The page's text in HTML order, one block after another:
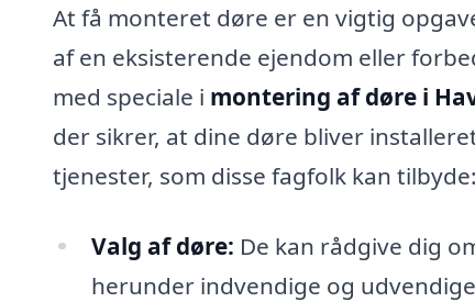
At få monteret døre er en vigtig
af en eksisterende ejendom eller
med speciale i montering af døre i
der sikrer, at dine døre bliver
tjenester, som disse fagfolk kan tilbyde:
Valg af døre: De kan rådgive dig
herunder indvendige og